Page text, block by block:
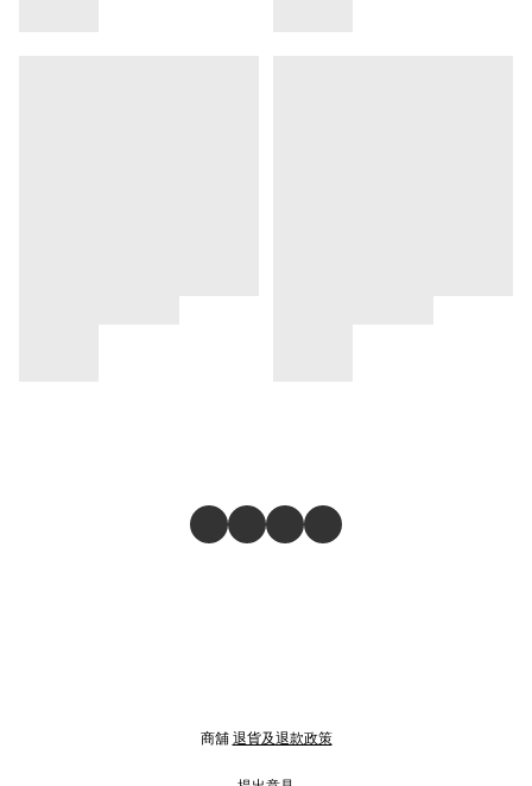
商舖 退貨及退款政策